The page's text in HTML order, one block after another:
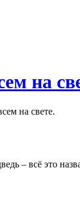
на
на свете.
– всё это